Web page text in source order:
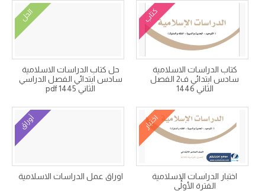
كتاب
كتاب الدراسات الاسلامية
سادس ابتدائي ف2 الفصل
الثاني 1446
الحل
حل كتاب الدراسات الاسلامية
سادس ابتدائي الفصل الدراسي
الثاني 1445 pdf
اختبار
اختبار الدراسات الإسلامية
الفترة الأولى
أوراق
اوراق عمل الدراسات الاسلامية